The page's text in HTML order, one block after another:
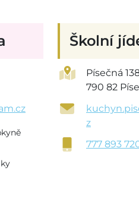
Školní
Písečná
790 82
z
777 893